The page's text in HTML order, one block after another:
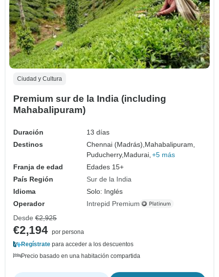
Ciudad y Cultura
Premium sur de la India (including
Mahabalipuram)
Duración
13 días
Destinos
Chennai (Madrás), Mahabalipuram,
Puducherry, Madurai, +5 más
Franja de edad
Edades 15+
País Región
Sur de la India
Idioma
Solo: Inglés
Operador
Intrepid Premium
Desde €2,925
€2,194 por persona
Regístrate para acceder a los descuentos
Precio basado en una habitación compartida